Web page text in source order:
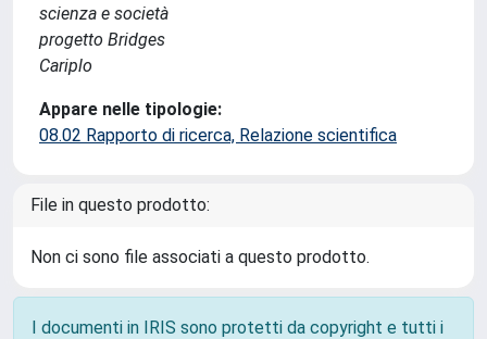
scienza e società
progetto Bridges
Cariplo
Appare nelle tipologie:
08.02 Rapporto di ricerca, Relazione scientifica
File in questo prodotto:
Non ci sono file associati a questo prodotto.
I documenti in IRIS sono protetti da copyright e tutti i